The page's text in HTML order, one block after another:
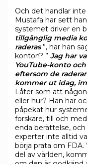
Och det handlar
Mustafa har sett
systemet driver en
tillgänglig media
raderas”, har han
konton? ” Jag har
YouTube-konto
eftersom de
kommer ut idag,
Låter som att
eller hur? Han har
påpekat hur
forskare, till och
enda berättelse,
experter inte alltid
börja prata om
del av världen,